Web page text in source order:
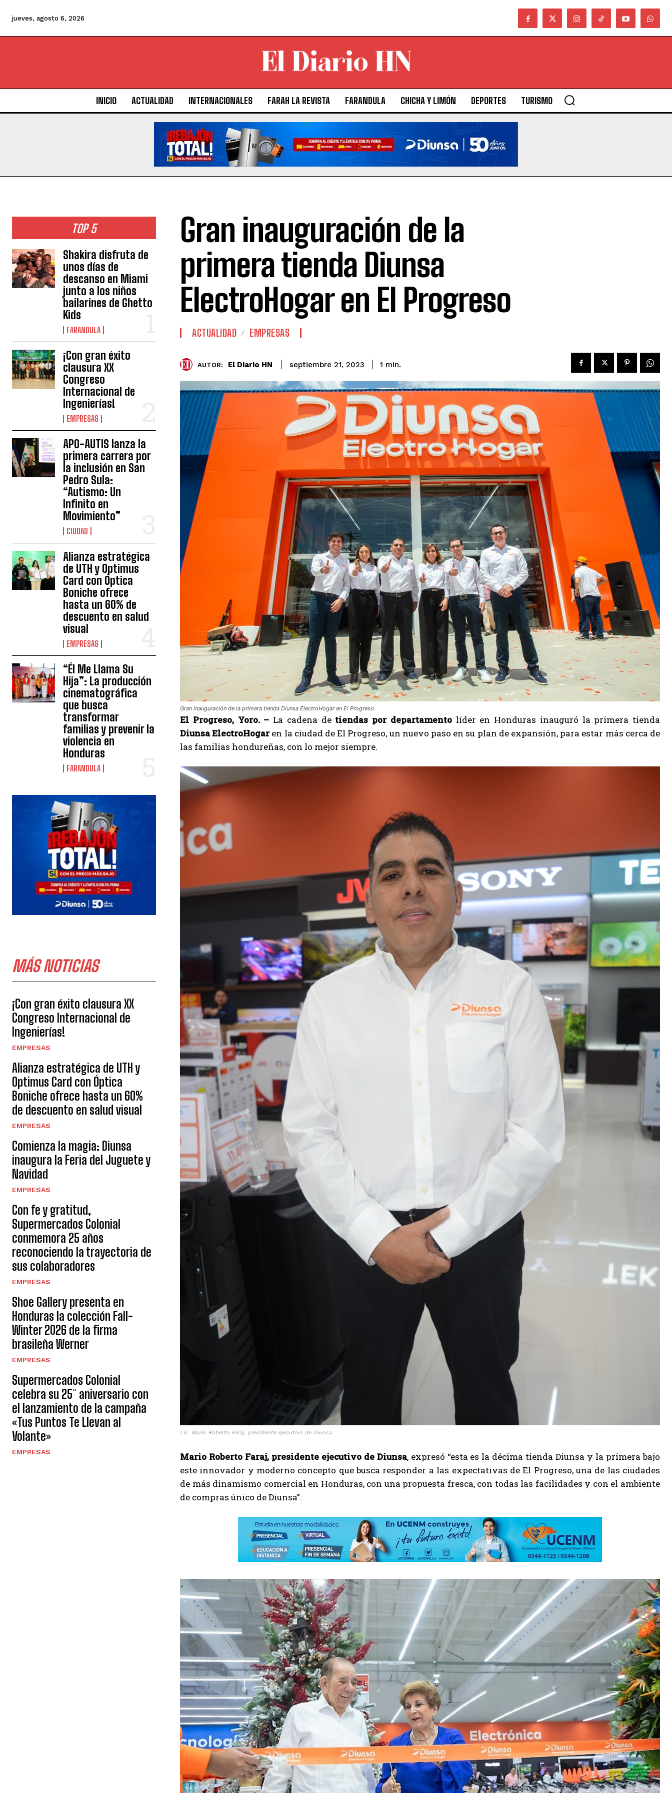
jueves, agosto 6, 2026
INICIO ACTUALIDAD INTERNACIONALES FARAH LA REVISTA FARANDULA CHICHA Y LIMÓN DEPORTES TURISMO
TOP 5
Shakira disfruta de
unos días de
descanso en Miami
junto a los niños
bailarines de Ghetto
Kids
FARANDULA
¡Con gran éxito
clausura XX
Congreso
Internacional de
Ingenierías!
EMPRESAS
APO-AUTIS lanza la
primera carrera por
la inclusión en San
Pedro Sula:
“Autismo: Un
Infinito en
Movimiento”
CIUDAD
Alianza estratégica
de UTH y Optimus
Card con Óptica
Boniche ofrece
hasta un 60% de
descuento en salud
visual
EMPRESAS
“Él Me Llama Su
Hija”: La producción
cinematográfica
que busca
transformar
familias y prevenir la
violencia en
Honduras
FARANDULA
MÁS NOTICIAS
¡Con gran éxito clausura XX
Congreso Internacional de
Ingenierías!
EMPRESAS
Alianza estratégica de UTH y
Optimus Card con Óptica
Boniche ofrece hasta un 60%
de descuento en salud visual
EMPRESAS
Comienza la magia: Diunsa
inaugura la Feria del Juguete y
Navidad
EMPRESAS
Con fe y gratitud,
Supermercados Colonial
conmemora 25 años
reconociendo la trayectoria de
sus colaboradores
EMPRESAS
Shoe Gallery presenta en
Honduras la colección Fall-
Winter 2026 de la firma
brasileña Werner
EMPRESAS
Supermercados Colonial
celebra su 25° aniversario con
el lanzamiento de la campaña
«Tus Puntos Te Llevan al
Volante»
EMPRESAS
Gran inauguración de la
primera tienda Diunsa
ElectroHogar en El Progreso
ACTUALIDAD EMPRESAS
AUTOR: El Diario HN septiembre 21, 2023 1 min.
Gran inauguración de la primera tienda Diunsa ElectroHogar en El Progreso
El Progreso, Yoro. – La cadena de tiendas por departamentolíder en Honduras inauguró la primera tienda
Diunsa ElectroHogaren la ciudad de El Progreso, un nuevo paso en su plan de expansión, para estar más cerca de
las familias hondureñas, con lo mejor siempre.
Lic. Mario Roberto Faraj, presidente ejecutivo de Diunsa
Mario Roberto Faraj, presidente ejecutivo de Diunsa, expresó “esta es la décima tienda Diunsa y la primera bajo
este innovador y moderno concepto que busca responder a las expectativas de El Progreso, una de las ciudades
de más dinamismo comercial en Honduras, con una propuesta fresca, con todas las facilidades y con el ambiente
de compras único de Diunsa”.